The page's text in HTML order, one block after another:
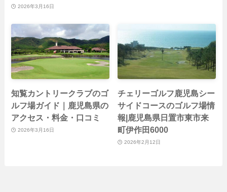
2026年3月16日
知覧カントリークラブのゴ
ルフ場ガイド｜鹿児島県の
アクセス・料金・口コミ
2026年3月16日
チェリーゴルフ鹿児島シー
サイドコースのゴルフ場情
報|鹿児島県日置市東市来
町伊作田6000
2026年2月12日